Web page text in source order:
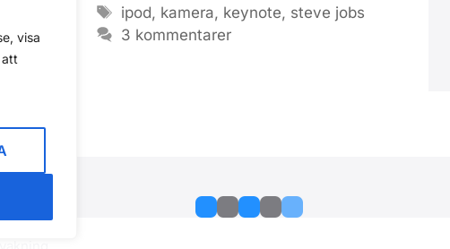
visa
Etiketter
ipod, kamera, keynote, steve jobs
3 kommentarer